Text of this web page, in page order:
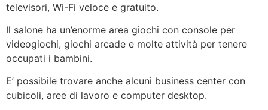
televisori, Wi-Fi veloce e gratuito.
Il salone ha un’enorme area giochi con console per
videogiochi, giochi arcade e molte attività per tenere
occupati i bambini.
E’ possibile trovare anche alcuni business center con
cubicoli, aree di lavoro e computer desktop.